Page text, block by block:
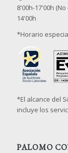
8'00h-17'00h
14'00h
*Horario
*El alcance del
incluye los
PALOMO